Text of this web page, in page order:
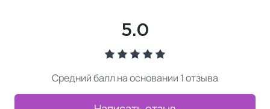
5.0
Средний балл на основании 1 отзыва